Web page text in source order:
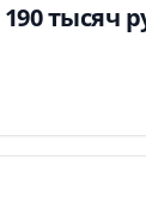
тысяч